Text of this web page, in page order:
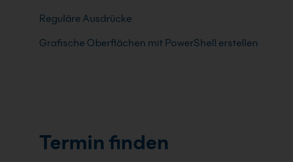
Reguläre Ausdrücke
Grafische Oberflächen mit PowerShell erstellen
Termin finden